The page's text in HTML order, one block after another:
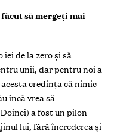
să mergeți mai
iei de la zero și să
unii, dar pentru noi a
credința că nimic
încă vrea să
a fost un pilon
lui, fără încrederea și